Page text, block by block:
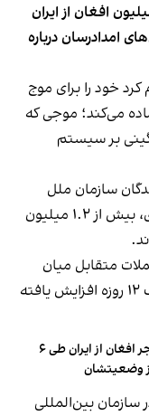
آغاز سال میلادی جاری، بیش از ۱.۲ میلیون افغان از ایران
امدادرسان درباره
۱۷ تیر اعلام کرد خود را برای موج
می‌کند؛ موجی که
بر سیستم
سازمان ملل
متحد (UNHCR)، از آغاز سال جاری میلادی، بیش از ۱.۲ میلیون
متقابل میان
جمهوری اسلامی و اسرائیل در جریان جنگ ۱۲ روزه افزایش یافته
اخراج حدود ۷۰۰ هزار مهاجر افغان از ایران طی ۶
وضعیتشان
بین‌المللی